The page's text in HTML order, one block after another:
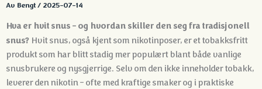
FI
DA
Av Bengt / 2025-07-14
Hva er hvit snus - og hvordan skiller den seg fra tradisjonell
snus? Hvit snus, også kjent som nikotinposer, er et tobakksfritt
produkt som har blitt stadig mer populært blant både vanlige
snusbrukere og nysgjerrige. Selv om den ikke inneholder tobakk,
leverer den nikotin - ofte med kraftige smaker og i praktiske